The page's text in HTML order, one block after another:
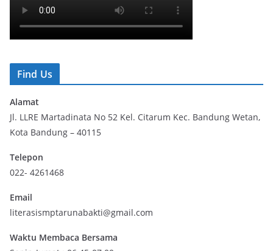
Find Us
Alamat
Jl. LLRE Martadinata No 52 Kel. Citarum Kec. Bandung Wetan,
Kota Bandung – 40115
Telepon
022- 4261468
Email
literasismptarunabakti@gmail.com
Waktu Membaca Bersama